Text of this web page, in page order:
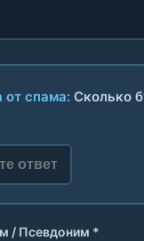
от спама: Сколько
/ Псевдоним *